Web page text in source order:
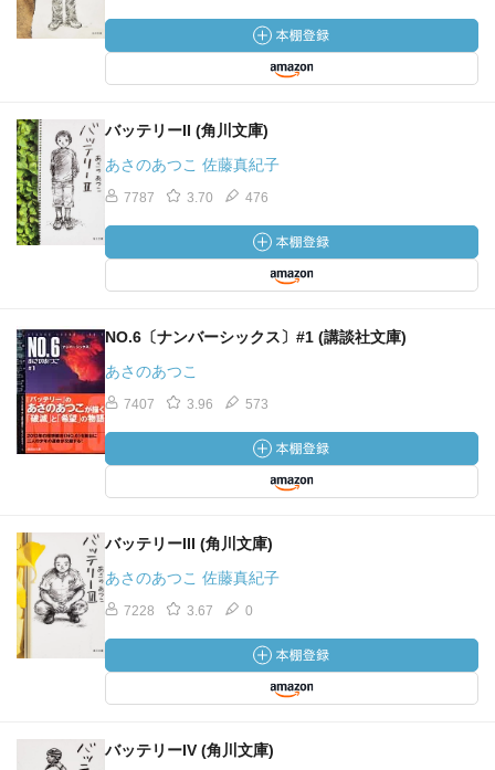
バッテリーII (角川文庫)
あさのあつこ 佐藤真紀子
7787 3.70 476
NO.6〔ナンバーシックス〕#1 (講談社文庫)
あさのあつこ
7407 3.96 573
バッテリーIII (角川文庫)
あさのあつこ 佐藤真紀子
7228 3.67 0
バッテリーIV (角川文庫)